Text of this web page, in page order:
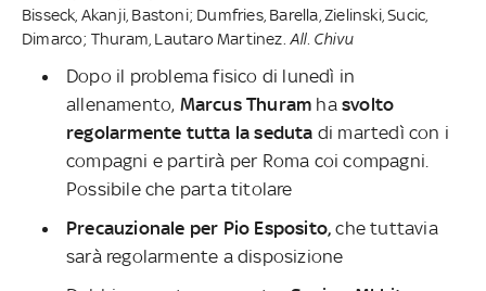
Bisseck, Akanji, Bastoni; Dumfries, Barella, Zielinski, Sucic,
Dimarco; Thuram, Lautaro Martinez. All. Chivu
Dopo il problema fisico di lunedì in
allenamento, Marcus Thuram hasvolto
regolarmente tutta la seduta di martedì con i
compagni e partirà per Roma coi compagni.
Possibile che parta titolare
Precauzionale per Pio Esposito, che tuttavia
sarà regolarmente a disposizione